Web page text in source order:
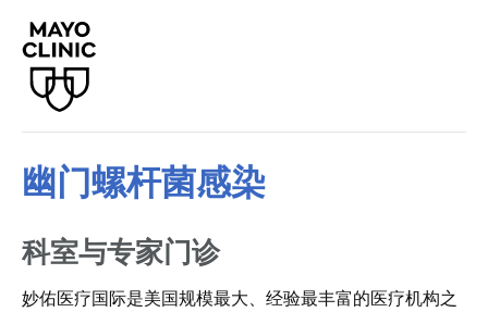
幽门螺杆菌感染
科室与专家门诊
妙佑医疗国际是美国规模最大、经验最丰富的医疗机构之